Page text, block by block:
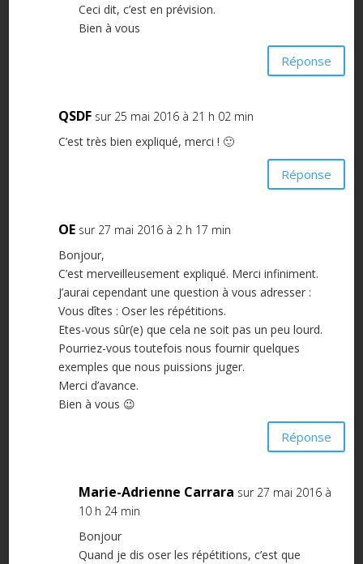
Ceci dit, c’est en prévision.
Bien à vous
Réponse
QSDF sur 25 mai 2016 à 21 h 02 min
C’est très bien expliqué, merci ! 🙂
Réponse
OE sur 27 mai 2016 à 2 h 17 min
Bonjour,
C’est merveilleusement expliqué. Merci infiniment.
J’aurai cependant une question à vous adresser :
Vous dîtes : Oser les répétitions.
Etes-vous sûr(e) que cela ne soit pas un peu lourd.
Pourriez-vous toutefois nous fournir quelques
exemples que nous puissions juger.
Merci d’avance.
Bien à vous 😉
Réponse
Marie-Adrienne Carrara sur 27 mai 2016 à
10 h 24 min
Bonjour
Quand je dis oser les répétitions, c’est que